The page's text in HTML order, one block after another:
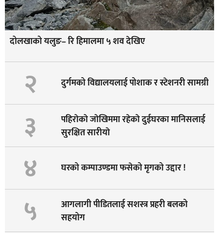
दोलखाको यलुङ– रि हिमालमा ५ शव देखिए
२ दुर्गमको विद्यालयलाई पोशाक र स्टेशनरी सामग्री
३
पहिराेकाे जाेखिममा रहेकाे दुईघरका मानिसलाई
सुरक्षित सारीयाे
४ घरको कम्पाउण्डमा फसेको मृगको उद्दार !
५
आगलागी पीडितलाई सशस्त्र प्रहरी बलको
सहयोग